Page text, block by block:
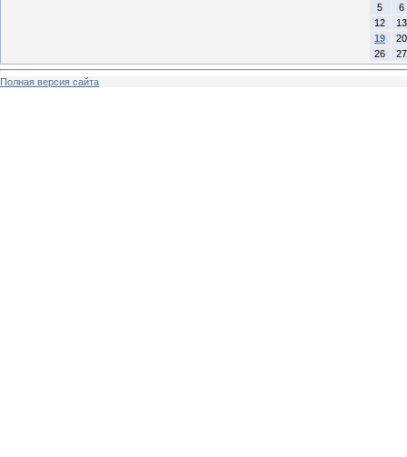
5
6
12
13
19
20
26
27
Полная версия сайта